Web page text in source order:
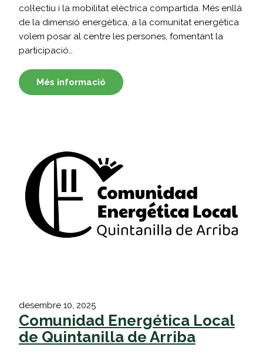
col·lectiu i la mobilitat elèctrica compartida. Més enllà
de la dimensió energètica, a la comunitat energètica
volem posar al centre les persones, fomentant la
participació…
Més informació
desembre 10, 2025
Comunidad Energética Local
de Quintanilla de Arriba